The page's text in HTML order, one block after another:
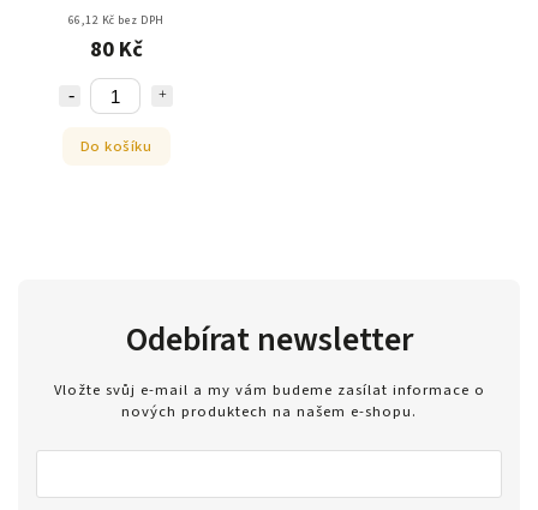
66,12 Kč bez DPH
80 Kč
Do košíku
Odebírat newsletter
Vložte svůj e-mail a my vám budeme zasílat informace o
nových produktech na našem e-shopu.